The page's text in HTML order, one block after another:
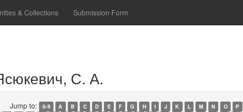
& Collections Submission Form
С. А.
Jump to: 0-9 A B C D E F G H I J K L M N O P